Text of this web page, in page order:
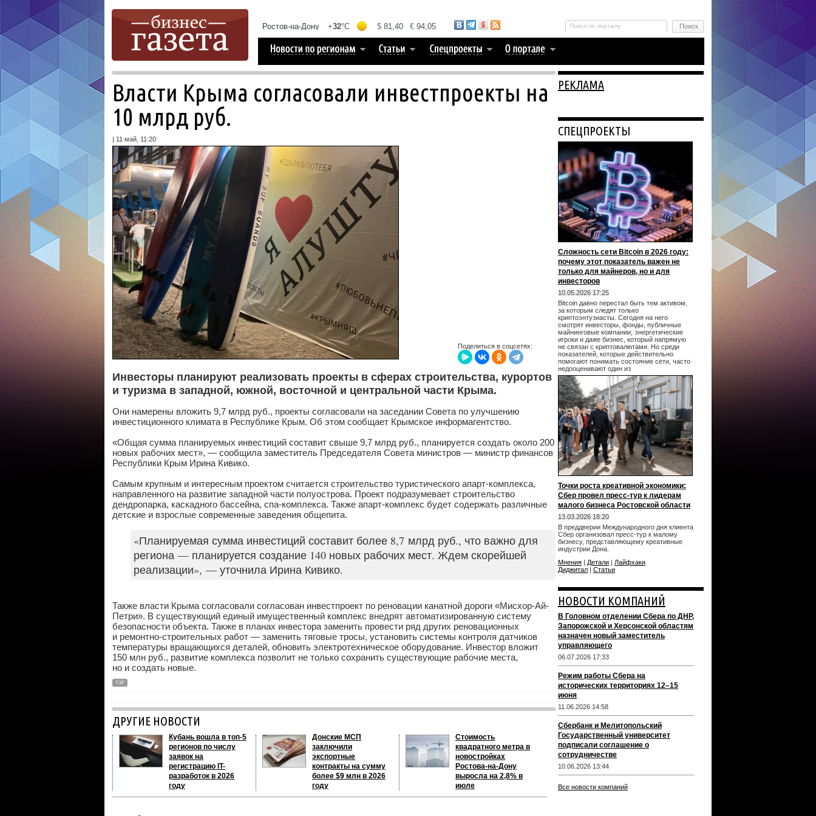
Власти Крыма согласовали инвестпроекты на
10 млрд руб.
| 11 май, 11:20
Поделиться в соцсетях:
Инвесторы планируют реализовать проекты в сферах строительства, курортов
и туризма в западной, южной, восточной и центральной части Крыма.
Они намерены вложить 9,7 млрд руб., проекты согласовали на заседании Совета по улучшению
инвестиционного климата в Республике Крым. Об этом сообщает Крымское информагентство.
«Общая сумма планируемых инвестиций составит свыше 9,7 млрд руб., планируется создать около 200
новых рабочих мест», — сообщила заместитель Председателя Совета министров — министр финансов
Республики Крым Ирина Кивико.
Самым крупным и интересным проектом считается строительство туристического апарт-комплекса,
направленного на развитие западной части полуострова. Проект подразумевает строительство
дендропарка, каскадного бассейна, спа-комплекса. Также апарт-комплекс будет содержать различные
детские и взрослые современные заведения общепита.
«Планируемая сумма инвестиций составит более 8,7 млрд руб., что важно для
региона — планируется создание 140 новых рабочих мест. Ждем скорейшей
реализации», — уточнила Ирина Кивико.
Также власти Крыма согласовали согласован инвестпроект по реновации канатной дороги «Мисхор-Ай-
Петри». В существующий единый имущественный комплекс внедрят автоматизированную систему
безопасности объекта. Также в планах инвестора заменить провести ряд других реновационных
и ремонтно-строительных работ — заменить тяговые тросы, установить системы контроля датчиков
температуры вращающихся деталей, обновить электротехническое оборудование. Инвестор вложит
150 млн руб., развитие комплекса позволит не только сохранить существующие рабочие места,
но и создать новые.
ТЭГ
ДРУГИЕ НОВОСТИ
Кубань вошла в топ-5
регионов по числу
заявок на
регистрацию IT-
разработок в 2026
году
Донские МСП
заключили
экспортные
контракты на сумму
более $9 млн в 2026
году
Стоимость
квадратного метра в
новостройках
Ростова-на-Дону
выросла на 2,8% в
июле
РЕКЛАМА
СПЕЦПРОЕКТЫ
Сложность сети Bitcoin в 2026 году:
почему этот показатель важен не
только для майнеров, но и для
инвесторов
10.05.2026 17:25
Bitcoin давно перестал быть тем активом,
за которым следят только
криптоэнтузиасты. Сегодня на него
смотрят инвесторы, фонды, публичные
майнинговые компании, энергетические
игроки и даже бизнес, который напрямую
не связан с криптовалютами. Но среди
показателей, которые действительно
помогают понимать состояние сети, часто
недооценивают один из
Точки роста креативной экономики:
Сбер провел пресс-тур к лидерам
малого бизнеса Ростовской области
13.03.2026 18:20
В преддверии Международного дня клиента
Сбер организовал пресс-тур к малому
бизнесу, представляющему креативные
индустрии Дона.
Мнения | Детали | Лайфхаки
Диджитал | Статьи
НОВОСТИ КОМПАНИЙ
В Головном отделении Сбера по ДНР,
Запорожской и Херсонской областям
назначен новый заместитель
управляющего
06.07.2026 17:33
Режим работы Сбера на
исторических территориях 12–15
июня
11.06.2026 14:58
Сбербанк и Мелитопольский
Государственный университет
подписали соглашение о
сотрудничестве
10.06.2026 13:44
Все новости компаний